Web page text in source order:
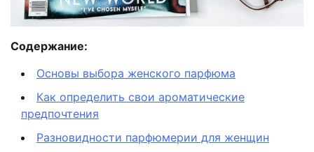
Содержание:
Основы выбора женского парфюма
Как определить свои ароматические
предпочтения
Разновидности парфюмерии для женщин